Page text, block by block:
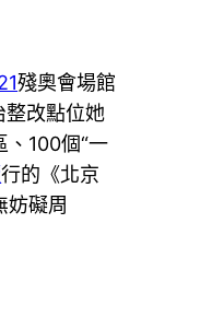
殘奧會場館
整改點位她
100個“一
行的《北京
妨礙周